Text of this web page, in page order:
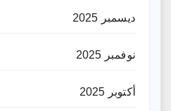
ديسمبر 2025
نوفمبر 2025
أكتوبر 2025